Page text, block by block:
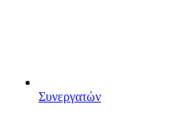
Συνεργατών